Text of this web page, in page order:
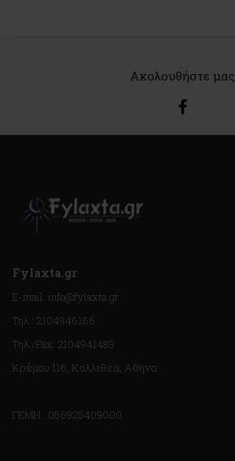
Ακολουθήστε μας
Fylaxta.gr
E-mail: info@fylaxta.gr
Τηλ.: 2104946166
Τηλ./Fax: 2104941483
Κρέμου 116, Καλλιθέα, Αθήνα
ΓΕΜΗ : 056925409000